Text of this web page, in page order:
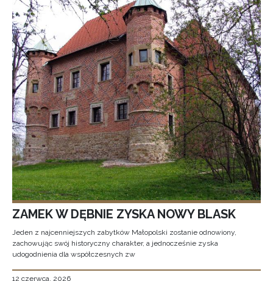
ZAMEK W DĘBNIE ZYSKA NOWY BLASK
Jeden z najcenniejszych zabytków Małopolski zostanie odnowiony,
zachowując swój historyczny charakter, a jednocześnie zyska
udogodnienia dla współczesnych zw
12 czerwca, 2026